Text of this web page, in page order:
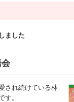
ました
され続けている林
す。